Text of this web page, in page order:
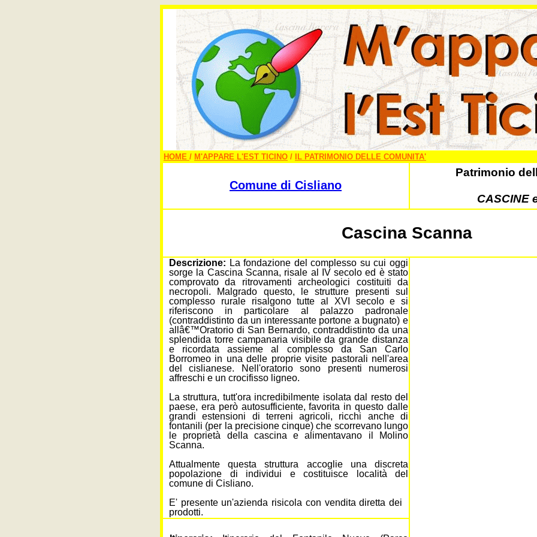
HOME / M'APPARE L'EST TICINO / IL PATRIMONIO DELLE COMUNITA'
Comune di Cisliano
Patrimonio
CASCINE
Cascina Scanna
Descrizione: La fondazione del complesso su cui oggi
sorge la Cascina Scanna, risale al IV secolo ed è stato
comprovato da ritrovamenti archeologici costituiti da
necropoli. Malgrado questo, le strutture presenti sul
complesso rurale risalgono tutte al XVI secolo e si
riferiscono in particolare al palazzo padronale
(contraddistinto da un interessante portone a bugnato) e
allâ€™Oratorio di San Bernardo, contraddistinto da una
splendida torre campanaria visibile da grande distanza
e ricordata assieme al complesso da San Carlo
Borromeo in una delle proprie visite pastorali nell'area
del cislianese. Nell'oratorio sono presenti numerosi
affreschi e un crocifisso ligneo.
La struttura, tutt'ora incredibilmente isolata dal resto del
paese, era però autosufficiente, favorita in questo dalle
grandi estensioni di terreni agricoli, ricchi anche di
fontanili (per la precisione cinque) che scorrevano lungo
le proprietà della cascina e alimentavano il Molino
Scanna.
Attualmente questa struttura accoglie una discreta
popolazione di individui e costituisce località del
comune di Cisliano.
E' presente un'azienda risicola con vendita diretta dei
prodotti.